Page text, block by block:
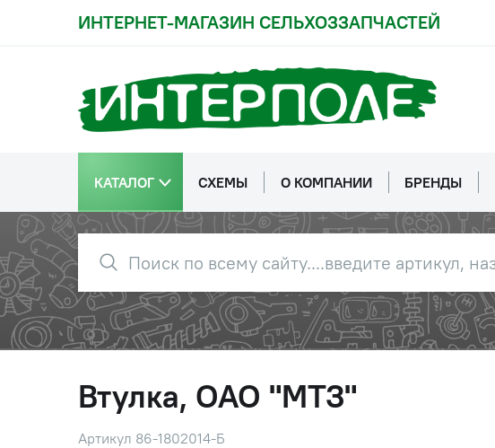
ИНТЕРНЕТ-МАГАЗИН СЕЛЬХОЗЗАПЧАСТЕЙ
КАТАЛОГ СХЕМЫ О КОМПАНИИ БРЕНДЫ
Втулка, ОАО "МТЗ"
Артикул 86-1802014-Б